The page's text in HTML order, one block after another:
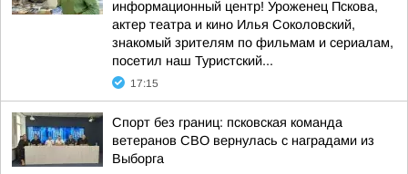
информационный центр! Уроженец Пскова,
актер театра и кино Илья Соколовский,
знакомый зрителям по фильмам и сериалам,
посетил наш Туристский...
17:15
Спорт без границ: псковская команда
ветеранов СВО вернулась с наградами из
Выборга